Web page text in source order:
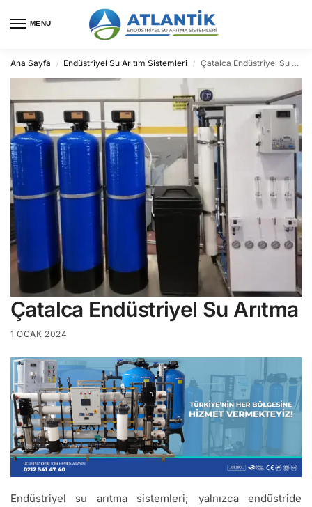
MENÜ
Ana Sayfa / Endüstriyel Su Arıtım Sistemleri / Çatalca Endüstriyel Su Arıtma
Çatalca Endüstriyel Su Arıtma
1 OCAK 2024
Endüstriyel su arıtma sistemleri; yalnızca endüstride